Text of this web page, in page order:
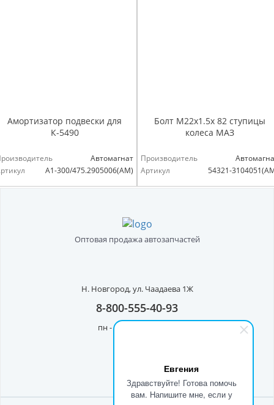
Евгения
Здравствуйте! Готова помочь
вам. Напишите мне, если у
Амортизатор подвески для
К-5490
Автомагнат
А1-300/475.2905006(АМ)
Болт М22х1.5х 82 ступицы
колеса МАЗ
Производитель
Артикул
54321-
Оптовая продажа автозапчастей
Н. Новгород,ул. Чаадаева 1Ж
8-800-555-40-93
пн - пт с 8:00 до 17:00